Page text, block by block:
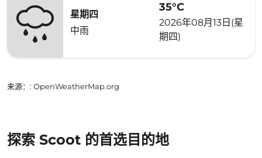
星期四
中雨
35°C
2026年08月13日(星
期四)
来源： : OpenWeatherMap.org
探索 Scoot 的首选目的地